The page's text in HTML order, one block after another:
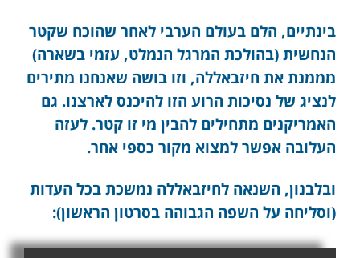
בינתיים, הלם בעולם הערבי לאחר שהוכח שקטר
הנחשית (בהולכת המרגל הנמלט, עזמי בשארה)
מממנת את חיזבאללה, וזו בושה שאנחנו מתירים
לנציג של נסיכות הרוע הזו להיכנס לארצנו. גם
האמריקנים מתחילים להבין מי זו קטר. לעזה
העלובה אפשר למצוא מקור כספי אחר.
ובלבנון, השנאה לחיזבאללה נמשכת בכל העדות
(וסליחה על השפה הגבוהה בסרטון הראשון):